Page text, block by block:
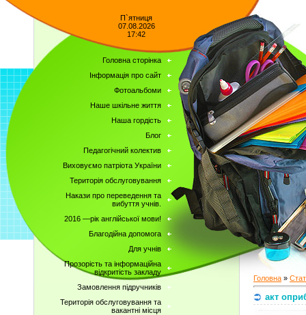
П`ятниця
07.08.2026
17:42
Головна сторінка
Інформація про сайт
Фотоальбоми
Наше шкільне життя
Наша гордість
Блог
Педагогічний колектив
Виховуємо патріота України
Територія обслуговування
Накази про переведення та
вибуття учнів.
2016 —рік англійської мови!
Благодійна допомога
Для учнів
Прозорість та інформаційна
відкритість закладу
Замовлення підручників
Територія обслуговування та
вакантні місця
Головна »
акт